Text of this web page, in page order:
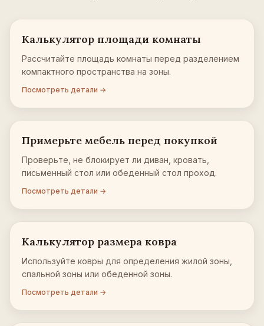
Калькулятор площади комнаты
Рассчитайте площадь комнаты перед разделением
компактного пространства на зоны.
Посмотреть детали →
Примерьте мебель перед покупкой
Проверьте, не блокирует ли диван, кровать,
письменный стол или обеденный стол проход.
Посмотреть детали →
Калькулятор размера ковра
Используйте ковры для определения жилой зоны,
спальной зоны или обеденной зоны.
Посмотреть детали →